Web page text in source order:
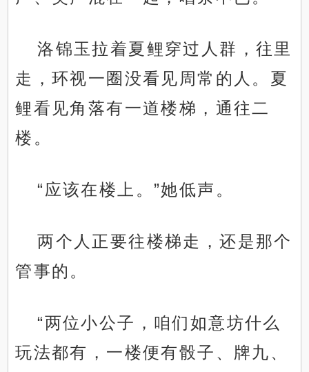
洛锦玉拉着夏鲤穿过人群，往里
走，环视一圈没看见周常的人。夏
鲤看见角落有一道楼梯，通往二
楼。
“应该在楼上。”她低声。
两个人正要往楼梯走，还是那个
管事的。
“两位小公子，咱们如意坊什么
玩法都有，一楼便有骰子、牌九、